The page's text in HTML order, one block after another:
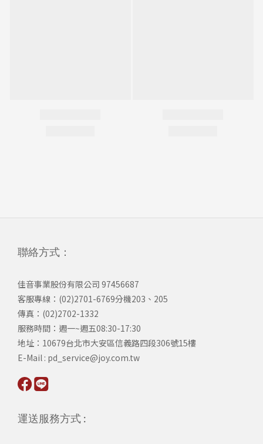
聯絡方式：
佳音事業股份有限公司 97456687
客服專線：(02)2701-6769分機203、205
傳真：(02)2702-1332
服務時間：週一~週五08:30-17:30
​地址：10679台北市大安區信義路四段306號15樓
​E-Mail : pd_service@joy.com.tw
運送服務方式 :